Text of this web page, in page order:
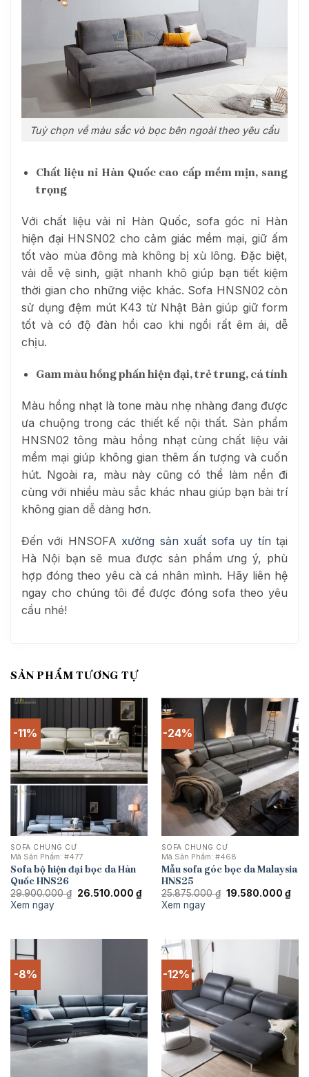
Tuỳ chọn về màu sắc vỏ bọc bên ngoài theo yêu cầu
Chất liệu nỉ Hàn Quốc cao cấp mềm mịn, sang
trọng
Với chất liệu vải nỉ Hàn Quốc, sofa góc nỉ Hàn
hiện đại HNSN02 cho cảm giác mềm mại, giữ ấm
tốt vào mùa đông mà không bị xù lông. Đặc biệt,
vải dễ vệ sinh, giặt nhanh khô giúp bạn tiết kiệm
thời gian cho những việc khác. Sofa HNSN02 còn
sử dụng đệm mút K43 từ Nhật Bản giúp giữ form
tốt và có độ đàn hồi cao khi ngồi rất êm ái, dễ
chịu.
Gam màu hồng phấn hiện đại, trẻ trung, cá tính
Màu hồng nhạt là tone màu nhẹ nhàng đang được
ưa chuộng trong các thiết kế nội thất. Sản phẩm
HNSN02 tông màu hồng nhạt cùng chất liệu vải
mềm mại giúp không gian thêm ấn tượng và cuốn
hút. Ngoài ra, màu này cũng có thể làm nền đi
cùng với nhiều màu sắc khác nhau giúp bạn bài trí
không gian dễ dàng hơn.
Đến với HNSOFA xưởng sản xuất sofa uy tín tại
Hà Nội bạn sẽ mua được sản phẩm ưng ý, phù
hợp đóng theo yêu cà cá nhân mình. Hãy liên hệ
ngay cho chúng tôi để được đóng sofa theo yêu
cầu nhé!
SẢN PHẨM TƯƠNG TỰ
-11%
SOFA CHUNG CƯ
Mã Sản Phẩm: #477
Sofa bộ hiện đại bọc da Hàn
Quốc HNS26
29.900.000₫ Giá
26.510.000 ₫Giá
hiện
Xem ngay
-24%
SOFA CHUNG CƯ
Mã Sản Phẩm: #468
Mẫu sofa góc bọc da Malaysia
HNS25
25.875.000₫ Giá
19.580.000 ₫Giá
hiện
Xem ngay
-8% -12%